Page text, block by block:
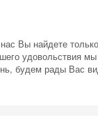
Вы найдете
удовольствия мы
будем рады Вас
на